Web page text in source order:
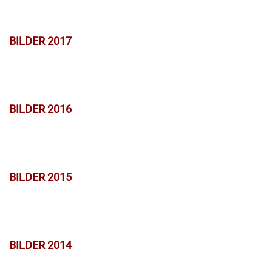
BILDER 2017
BILDER 2016
BILDER 2015
BILDER 2014